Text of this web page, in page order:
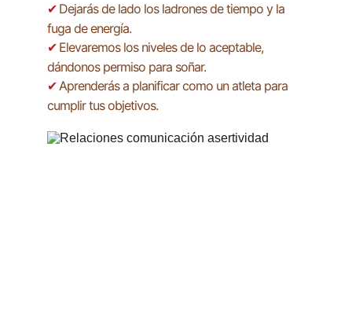
✔ Dejarás de lado los ladrones de tiempo y la
fuga de energía.
✔ Elevaremos los niveles de lo aceptable,
dándonos permiso para soñar.
✔ Aprenderás a planificar como un atleta para
cumplir tus objetivos.